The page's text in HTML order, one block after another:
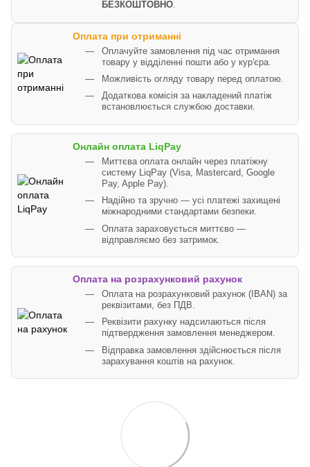
БЕЗКОШТОВНО.
Оплата при отриманні
Оплачуйте замовлення під час отримання
товару у відділенні пошти або у кур'єра.
Можливість огляду товару перед оплатою.
Додаткова комісія за накладений платіж
встановлюється службою доставки.
Онлайн оплата LiqPay
Миттєва оплата онлайн через платіжну
систему LiqPay (Visa, Mastercard, Google
Pay, Apple Pay).
Надійно та зручно — усі платежі захищені
міжнародними стандартами безпеки.
Оплата зараховується миттєво —
відправляємо без затримок.
Оплата на розрахунковий рахунок
Оплата на розрахунковий рахунок (IBAN) за
реквізитами, без ПДВ.
Реквізити рахунку надсилаються після
підтвердження замовлення менеджером.
Відправка замовлення здійснюється після
зарахування коштів на рахунок.